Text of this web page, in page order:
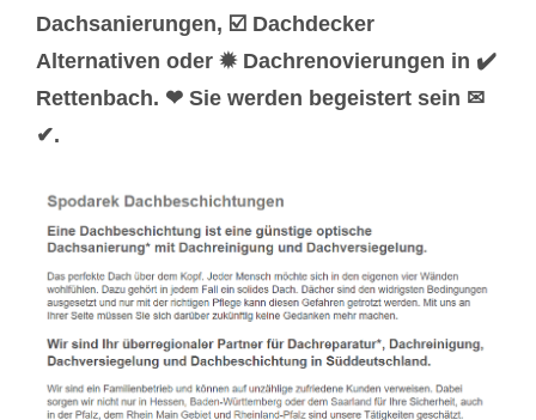
Dachsanierungen, ☑️ Dachdecker
Alternativen oder ✹ Dachrenovierungen in ✔️
Rettenbach. ❤ Sie werden begeistert sein ✉
✔.